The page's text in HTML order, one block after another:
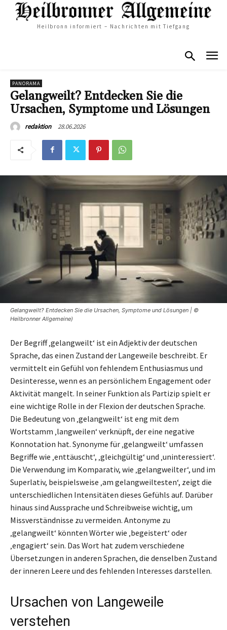
Heilbronn informiert – Nachrichten mit Tiefgang
PANORAMA
Gelangweilt? Entdecken Sie die
Ursachen, Symptome und Lösungen
redaktion 28.06.2026
Gelangweilt? Entdecken Sie die Ursachen, Symptome und Lösungen | ©
Heilbronner Allgemeine)
Der Begriff ‚gelangweilt‘ ist ein Adjektiv der deutschen
Sprache, das einen Zustand der Langeweile beschreibt. Er
vermittelt ein Gefühl von fehlendem Enthusiasmus und
Desinteresse, wenn es an persönlichem Engagement oder
Aktivität mangelt. In seiner Funktion als Partizip spielt er
eine wichtige Rolle in der Flexion der deutschen Sprache.
Die Bedeutung von ‚gelangweilt‘ ist eng mit dem
Wortstamm ‚langweilen‘ verknüpft, der eine negative
Konnotation hat. Synonyme für ‚gelangweilt‘ umfassen
Begriffe wie ‚enttäuscht‘, ‚gleichgültig‘ und ‚uninteressiert‘.
Die Verwendung im Komparativ, wie ‚gelangweilter‘, und im
Superlativ, beispielsweise ‚am gelangweiltesten‘, zeigt die
unterschiedlichen Intensitäten dieses Gefühls auf. Darüber
hinaus sind Aussprache und Schreibweise wichtig, um
Missverständnisse zu vermeiden. Antonyme zu
‚gelangweilt‘ könnten Wörter wie ‚begeistert‘ oder
‚engagiert‘ sein. Das Wort hat zudem verschiedene
Übersetzungen in anderen Sprachen, die denselben Zustand
der inneren Leere und des fehlenden Interesses darstellen.
Ursachen von Langeweile
verstehen